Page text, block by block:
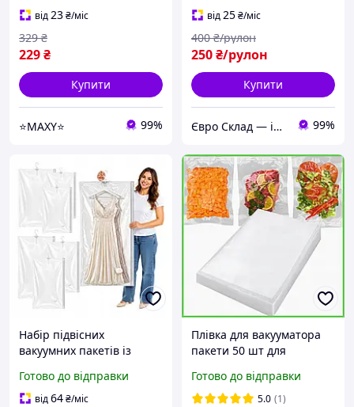
від23₴/міс
229₴
329 ₴
Купити
⭐MAXY⭐ 99%
від25₴/міс
250₴/рулон
400 ₴/рулон
Купити
Євро Склад — інтернет-магазин техніки з Європи 99%
Набір підвісних
вакуумних пакетів із
одягу та текстилю, 4
універсальні розміри
Готово до відправки
від64₴/міс
Плівка для вакууматора
пакети 50 шт для
захист від вологи та
бактерій
Готово до відправки
5.0 (1)